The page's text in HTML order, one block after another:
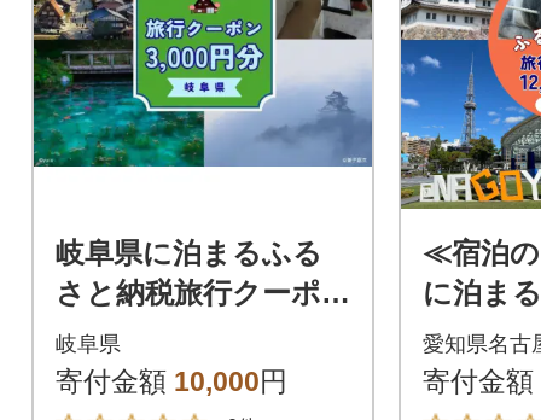
岐阜県に泊まるふる
さと納税旅行クーポ
ン3,000円分 NK001
岐阜県
寄付金額 10,000円
≪宿泊
に泊ま
税旅行
00円分】
愛知県名古
寄付金額